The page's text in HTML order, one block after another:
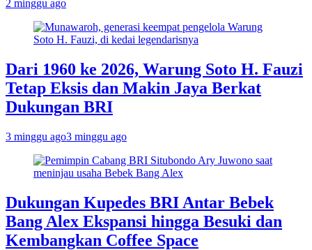
2 minggu ago
Dari 1960 ke 2026, Warung Soto H. Fauzi
Tetap Eksis dan Makin Jaya Berkat
Dukungan BRI
3 minggu ago3 minggu ago
Dukungan Kupedes BRI Antar Bebek
Bang Alex Ekspansi hingga Besuki dan
Kembangkan Coffee Space